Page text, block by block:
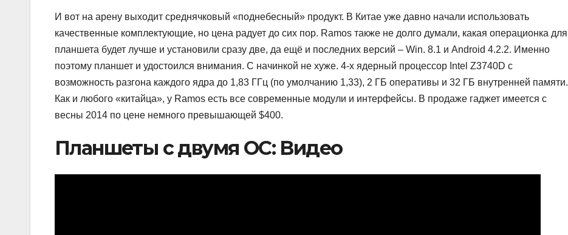
И вот на арену выходит среднячковый «поднебесный» продукт. В Китае уже давно начали использовать
качественные комплектующие, но цена радует до сих пор. Ramos также не долго думали, какая операционка для
планшета будет лучше и установили сразу две, да ещё и последних версий – Win. 8.1 и Android 4.2.2. Именно
поэтому планшет и удостоился внимания. С начинкой не хуже. 4-х ядерный процессор Intel Z3740D с
возможность разгона каждого ядра до 1,83 ГГц (по умолчанию 1,33), 2 ГБ оперативы и 32 ГБ внутренней памяти.
Как и любого «китайца», у Ramos есть все современные модули и интерфейсы. В продаже гаджет имеется с
весны 2014 по цене немного превышающей $400.
Планшеты с двумя ОС: Видео